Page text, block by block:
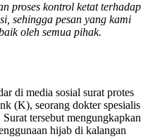
proses kontrol ketat terhadap
sehingga pesan yang kami
oleh semua pihak.
di media sosial surat protes
(K), seorang dokter spesialis
tersebut mengungkapkan
hijab di kalangan